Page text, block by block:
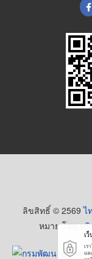
ลิขสิทธิ์ © 2569ไ
หมาย โดยบ
เ
เร
แล